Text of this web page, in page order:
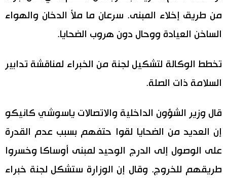
ثقافة
من طريق إخلاء المبنى. سرعان ما ملأ الدخان والهواء
الساخن العيادة ووحال دون هروب الضحايا.
تخطط الوكالة لتشكيل لجنة من الخبراء لمناقشة تدابير
السلامة ذات الصلة.
قال وزير الشؤون الداخلية والاتصالات ياسوشي كانيكو
إن العديد من الضحايا لقوا حتفهم بسبب عدم القدرة
على الوصول إلى الدرج الوحيد لمبنى أوساكا وخسروا
طريقهم للخروج. وقال إن الوزارة ستشكل لجنة خبراء